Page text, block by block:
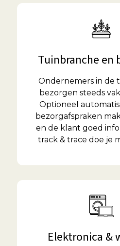
Tuinbranche en
Ondernemers in de
bezorgen steeds
Optioneel
bezorgafspraken
en de klant goed
track & trace doe je
Elektronica &